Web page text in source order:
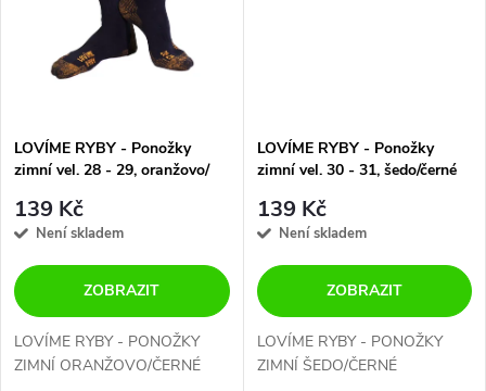
LOVÍME RYBY - Ponožky
zimní vel. 28 - 29, oranžovo/
139 Kč
Není skladem
ZOBRAZIT
LOVÍME RYBY - PONOŽKY
ZIMNÍ ORANŽOVO/ČERNÉ
LOVÍME RYBY - Ponožky
zimní vel. 30 - 31, šedo/černé
139 Kč
Není skladem
ZOBRAZIT
LOVÍME RYBY - PONOŽKY
ZIMNÍ ŠEDO/ČERNÉ